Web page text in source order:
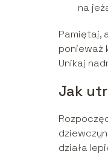
na
Pamiętaj,
ponieważ
Unikaj
Jak
działa